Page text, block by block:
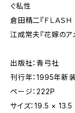
ぐ私性
倉田精二『ＦＬＡ
江成常夫『花嫁の
出版社：青弓社
刊行年：1995年新
ページ：222P
サイズ：19.5 × 13.5